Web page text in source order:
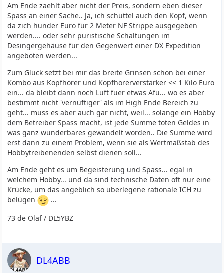
Am Ende zaehlt aber nicht der Preis, sondern eben dieser
Spass an einer Sache.. Ja, ich schüttel auch den Kopf, wenn
da zich hunder Euro für 2 Meter NF Strippe ausgegeben
werden.... oder sehr puristische Schaltungen im
Desingergehäuse für den Gegenwert einer DX Expedition
angeboten werden...
Zum Glück setzt bei mir das breite Grinsen schon bei einer
Kombo aus Kopfhörer und Kopfhörerverstärker << 1 Kilo Euro
ein... da bleibt dann noch Luft fuer etwas Afu... wo es aber
bestimmt nicht 'vernüftiger' als im High Ende Bereich zu
geht... muss es aber auch gar nicht, weil... solange ein Hobby
dem Betreiber Spass macht, ist jede Summe toten Geldes in
was ganz wunderbares gewandelt worden.. Die Summe wird
erst dann zu einem Problem, wenn sie als Wertmaßstab des
Hobbytreibenenden selbst dienen soll...
Am Ende geht es um Begeisterung und Spass... egal in
welchem Hobby... und da sind technische Daten oft nur eine
Krücke, um das angeblich so überlegene rationale ICH zu
belügen
...
73 de Olaf / DL5YBZ
DL4ABB